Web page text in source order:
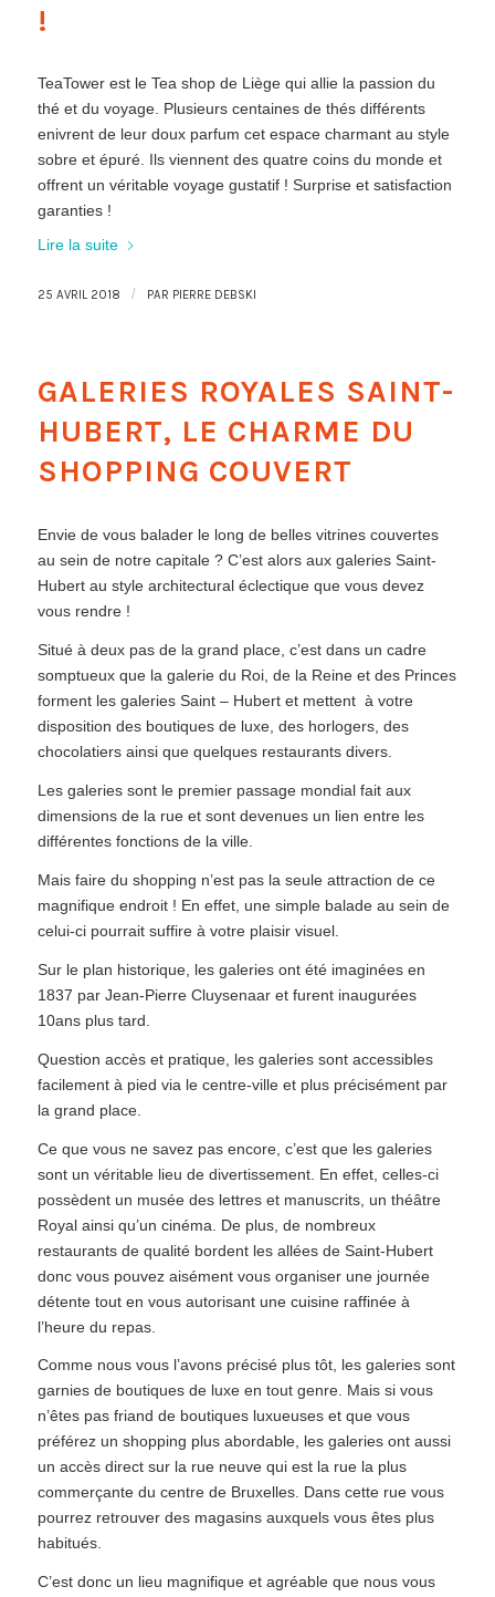
!
TeaTower est le Tea shop de Liège qui allie la passion du
thé et du voyage. Plusieurs centaines de thés différents
enivrent de leur doux parfum cet espace charmant au style
sobre et épuré. Ils viennent des quatre coins du monde et
offrent un véritable voyage gustatif ! Surprise et satisfaction
garanties !
Lire la suite
25 AVRIL 2018 / PAR PIERRE DEBSKI
GALERIES ROYALES SAINT-
HUBERT, LE CHARME DU
SHOPPING COUVERT
Envie de vous balader le long de belles vitrines couvertes
au sein de notre capitale ? C’est alors aux galeries Saint-
Hubert au style architectural éclectique que vous devez
vous rendre !
Situé à deux pas de la grand place, c’est dans un cadre
somptueux que la galerie du Roi, de la Reine et des Princes
forment les galeries Saint – Hubert et mettent à votre
disposition des boutiques de luxe, des horlogers, des
chocolatiers ainsi que quelques restaurants divers.
Les galeries sont le premier passage mondial fait aux
dimensions de la rue et sont devenues un lien entre les
différentes fonctions de la ville.
Mais faire du shopping n’est pas la seule attraction de ce
magnifique endroit ! En effet, une simple balade au sein de
celui-ci pourrait suffire à votre plaisir visuel.
Sur le plan historique, les galeries ont été imaginées en
1837 par Jean-Pierre Cluysenaar et furent inaugurées
10ans plus tard.
Question accès et pratique, les galeries sont accessibles
facilement à pied via le centre-ville et plus précisément par
la grand place.
Ce que vous ne savez pas encore, c’est que les galeries
sont un véritable lieu de divertissement. En effet, celles-ci
possèdent un musée des lettres et manuscrits, un théâtre
Royal ainsi qu’un cinéma. De plus, de nombreux
restaurants de qualité bordent les allées de Saint-Hubert
donc vous pouvez aisément vous organiser une journée
détente tout en vous autorisant une cuisine raffinée à
l’heure du repas.
Comme nous vous l’avons précisé plus tôt, les galeries sont
garnies de boutiques de luxe en tout genre. Mais si vous
n’êtes pas friand de boutiques luxueuses et que vous
préférez un shopping plus abordable, les galeries ont aussi
un accès direct sur la rue neuve qui est la rue la plus
commerçante du centre de Bruxelles. Dans cette rue vous
pourrez retrouver des magasins auxquels vous êtes plus
habitués.
C’est donc un lieu magnifique et agréable que nous vous